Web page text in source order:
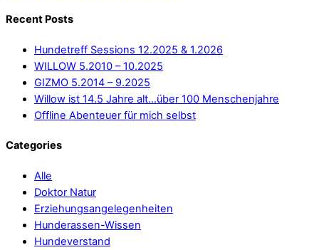
Recent Posts
Hundetreff Sessions 12.2025 & 1.2026
WILLOW 5.2010 – 10.2025
GIZMO 5.2014 – 9.2025
Willow ist 14.5 Jahre alt…über 100 Menschenjahre
Offline Abenteuer für mich selbst
Categories
Alle
Doktor Natur
Erziehungsangelegenheiten
Hunderassen-Wissen
Hundeverstand